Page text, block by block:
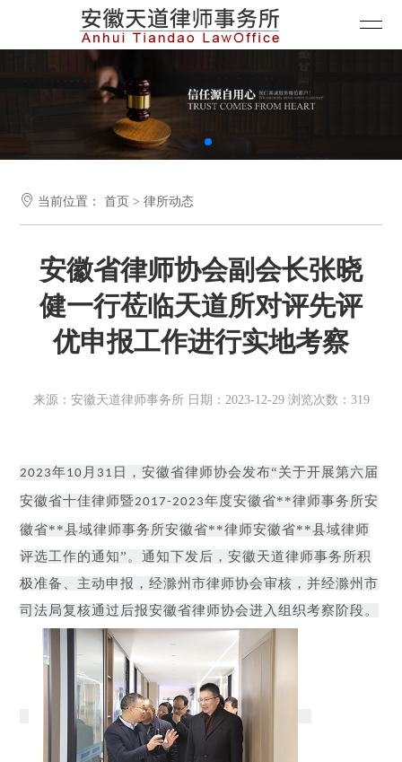
 当前位置：首页 >律所动态
安徽省律师协会副会长张晓
健一行莅临天道所对评先评
优申报工作进行实地考察
来源：安徽天道律师事务所 日期：2023-12-29 浏览次数：319
2023年10 月 31 日，安徽省律师协会发布“关于开展第六届
安徽省十佳律师暨2017-2023年度安徽省**律师事务所安
徽省**县域律师事务所安徽省**律师安徽省**县域律师
评选工作的通知”。通知下发后，安徽天道律师事务所积
极准备、主动申报，经滁州市律师协会审核，并经滁州市
司法局复核通过后报安徽省律师协会进入组织考察阶段。